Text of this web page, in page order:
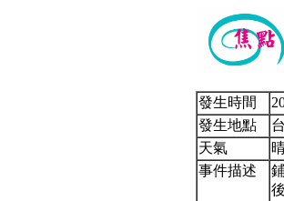
發生時間
發生地點
天氣
事件描述